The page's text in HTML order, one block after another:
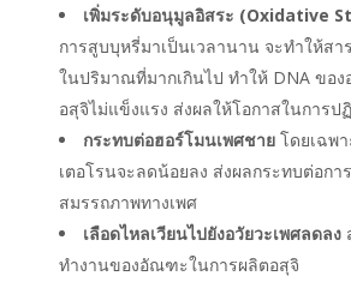
เพิ่มระดับอนุมูลอิสระ (Oxidative
การสูบบุหรี่มาเป็นเวลานาน จะทำให้สา
ในปริมาณที่มากเกินไป ทำให้ DNA ของ
อสุจิไม่แข็งแรง ส่งผลให้โอกาสในการป
กระทบต่อฮอร์โมนเพศชาย โดยเฉพ
เตอโรนจะลดน้อยลง ส่งผลกระทบต่อกา
สมรรถภาพทางเพศ
เลือดไหลเวียนไปยังอวัยวะเพศลดลง
ทำงานของอัณฑะในการผลิตอสุจิ